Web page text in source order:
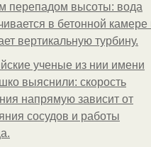
перепадом высоты: вода
в бетонной камере
вертикальную турбину.
ученые из нии имени
выяснили: скорость
напрямую зависит от
сосудов и работы